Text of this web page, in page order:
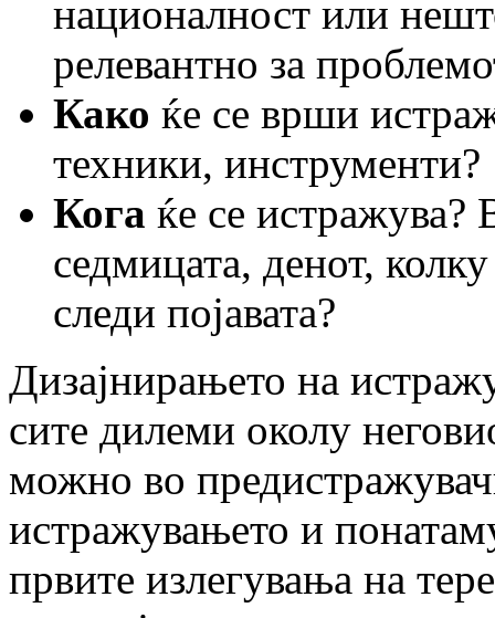
националност или
релевантно за
Како ќе се врши
техники, инструменти?
Кога ќе се истражува?
седмицата, денот,
следи појавата?
Дизајнирањето на
сите дилеми околу
можно во
истражувањето и
првите излегувања на